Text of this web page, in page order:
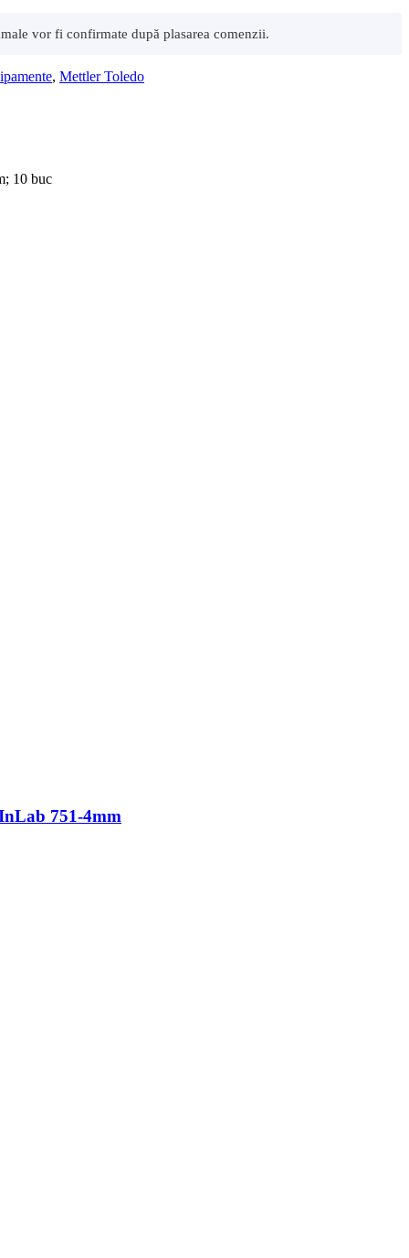
vor fi confirmate după plasarea comenzii.
, Mettler Toledo
10 buc
751-4mm